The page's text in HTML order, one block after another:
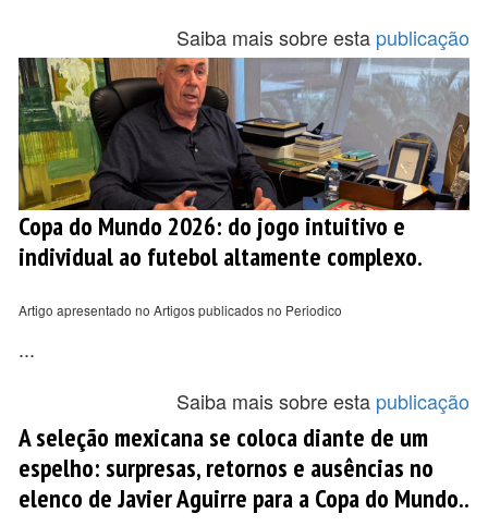
Saiba mais sobre esta publicação
Copa do Mundo 2026: do jogo intuitivo e
individual ao futebol altamente complexo.
Artigo apresentado no Artigos publicados no Periodico
...
Saiba mais sobre esta publicação
A seleção mexicana se coloca diante de um
espelho: surpresas, retornos e ausências no
elenco de Javier Aguirre para a Copa do Mundo..